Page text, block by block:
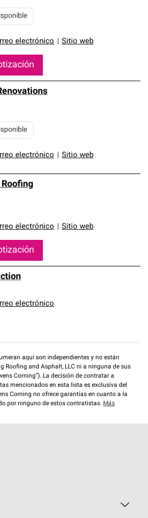
electrónico Sitio web
electrónico Sitio web
electrónico Sitio web
electrónico
aquí son independientes y no están
Roofing and Asphalt, LLC ni a ninguna de sus
Corning”). La decisión de contratar a
mencionados en esta lista es exclusiva del
Corning no ofrece garantías en cuanto a la
por ninguno de estos contratistas. Más